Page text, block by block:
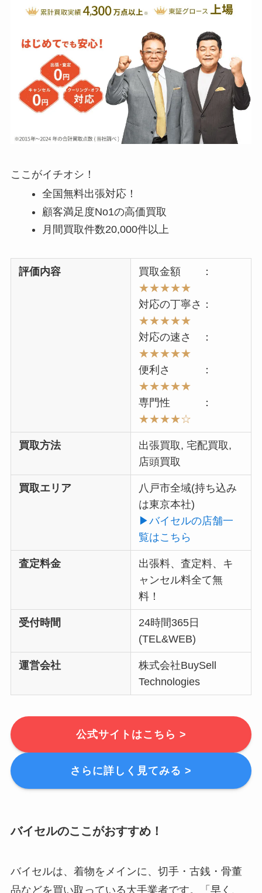
ここがイチオシ！
全国無料出張対応！
顧客満足度No1の高価買取
月間買取件数20,000件以上
評価内容
買取金額 ：
★★★★★
対応の丁寧さ：
★★★★★
対応の速さ ：
★★★★★
便利さ ：
★★★★★
専門性 ：
★★★★☆
買取方法
出張買取, 宅配買取,
店頭買取
買取エリア
八戸市全域(持ち込み
は東京本社)
▶︎バイセルの店舗一
覧はこちら
査定料金
出張料、査定料、キ
ャンセル料全て無
料！
受付時間
24時間365日
(TEL&WEB)
運営会社
株式会社BuySell
Technologies
公式サイトはこちら >
さらに詳しく見てみる >
バイセルのここがおすすめ！
バイセルは、着物をメインに、切手・古銭・骨董
品などを買い取っている大手業者です。「早く、